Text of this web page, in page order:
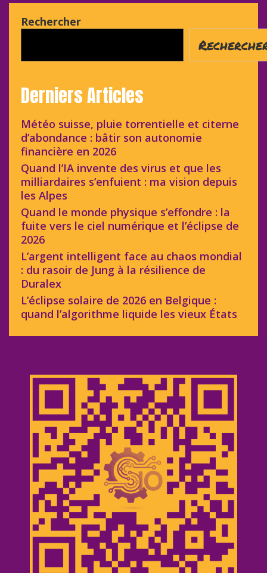
Rechercher
Derniers Articles
Météo suisse, pluie torrentielle et citerne
d’abondance : bâtir son autonomie
financière en 2026
Quand l’IA invente des virus et que les
milliardaires s’enfuient : ma vision depuis
les Alpes
Quand le monde physique s’effondre : la
fuite vers le ciel numérique et l’éclipse de
2026
L’argent intelligent face au chaos mondial
: du rasoir de Jung à la résilience de
Duralex
L’éclipse solaire de 2026 en Belgique :
quand l’algorithme liquide les vieux États